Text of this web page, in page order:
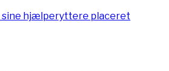
sine hjælperyttere placeret